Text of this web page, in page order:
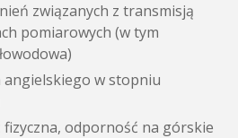
związanych z transmisją
pomiarowych (w tym
angielskiego w stopniu
odporność na górskie